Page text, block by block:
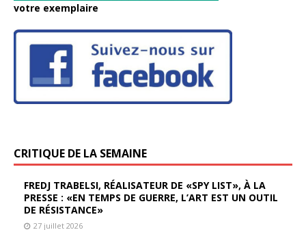
votre exemplaire
CRITIQUE DE LA SEMAINE
FREDJ TRABELSI, RÉALISATEUR DE «SPY LIST», À LA
PRESSE : «EN TEMPS DE GUERRE, L’ART EST UN OUTIL
DE RÉSISTANCE»
27 juillet 2026